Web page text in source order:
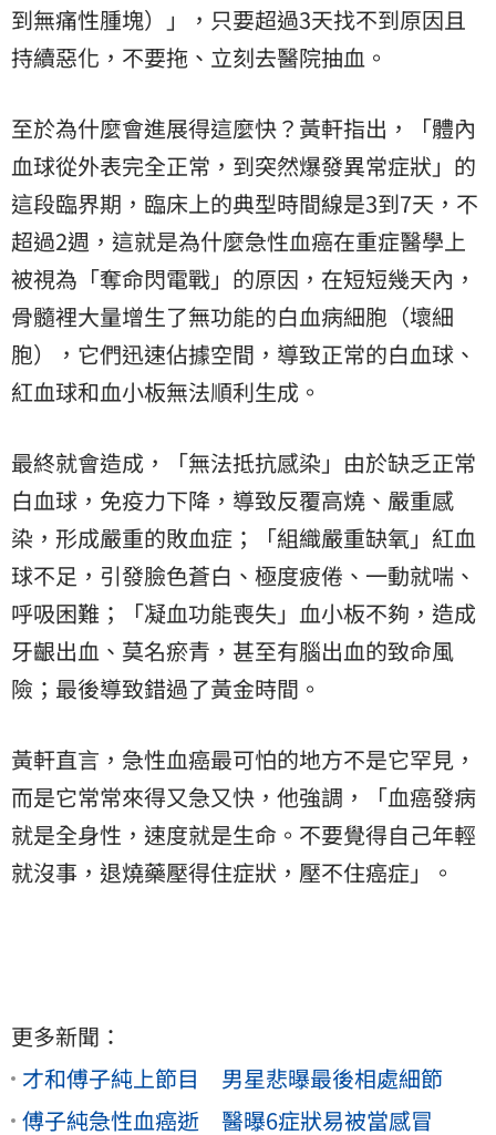
到無痛性腫塊）」，只要超過3天找不到原因且
持續惡化，不要拖、立刻去醫院抽血。
至於為什麼會進展得這麼快？黃軒指出，「體內
血球從外表完全正常，到突然爆發異常症狀」的
這段臨界期，臨床上的典型時間線是3到7天，不
超過2週，這就是為什麼急性血癌在重症醫學上
被視為「奪命閃電戰」的原因，在短短幾天內，
骨髓裡大量增生了無功能的白血病細胞（壞細
胞），它們迅速佔據空間，導致正常的白血球、
紅血球和血小板無法順利生成。
最終就會造成，「無法抵抗感染」由於缺乏正常
白血球，免疫力下降，導致反覆高燒、嚴重感
染，形成嚴重的敗血症；「組織嚴重缺氧」紅血
球不足，引發臉色蒼白、極度疲倦、一動就喘、
呼吸困難；「凝血功能喪失」血小板不夠，造成
牙齦出血、莫名瘀青，甚至有腦出血的致命風
險；最後導致錯過了黃金時間。
黃軒直言，急性血癌最可怕的地方不是它罕見，
而是它常常來得又急又快，他強調，「血癌發病
就是全身性，速度就是生命。不要覺得自己年輕
就沒事，退燒藥壓得住症狀，壓不住癌症」。
更多新聞：
才和傅子純上節目 男星悲曝最後相處細節
傅子純急性血癌逝 醫曝6症狀易被當感冒